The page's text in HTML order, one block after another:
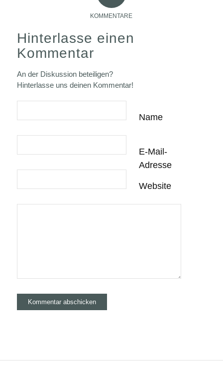
KOMMENTARE
Hinterlasse einen
Kommentar
An der Diskussion beteiligen?
Hinterlasse uns deinen Kommentar!
Name
E-Mail-
Adresse
Website